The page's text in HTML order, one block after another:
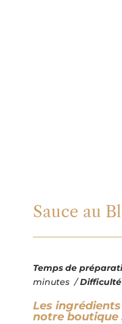
Sauce au
Temps de
minutes /
Les
notre boutique